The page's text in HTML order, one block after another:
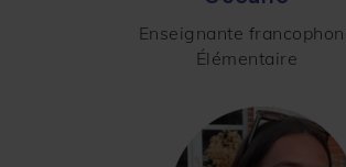
Enseignante
Élémentaire